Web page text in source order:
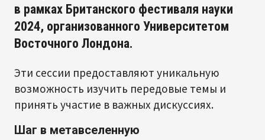
в рамках Британского фестиваля науки
2024, организованного Университетом
Восточного Лондона.
Эти сессии предоставляют уникальную
возможность изучить передовые темы и
принять участие в важных дискуссиях.
Шаг в метавселенную